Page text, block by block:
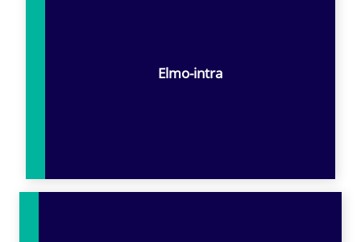
Elmo-intra